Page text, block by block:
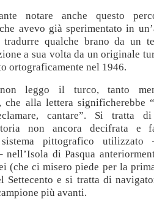
notare anche questo
avevo già sperimentato in
qualche brano da un
a sua volta da un originale
ortograficamente nel 1946.
non leggo il turco, tanto
, che alla lettera significherebbe
cantare”. Si tratta
non ancora decifrata
sistema pittografico
nell’Isola di Pasqua
(che ci misero piede per la
Settecento e si tratta di
più avanti.